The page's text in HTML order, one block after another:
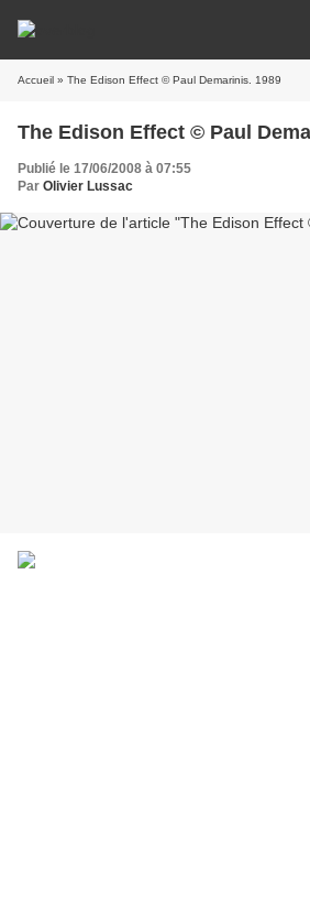
Accueil » The Edison Effect © Paul Demarinis. 1989
The Edison Effect © Paul
Publié le 17/06/2008 à 07:55
Par Olivier Lussac